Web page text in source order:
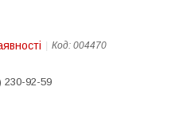
Код: 004470
230-92-59